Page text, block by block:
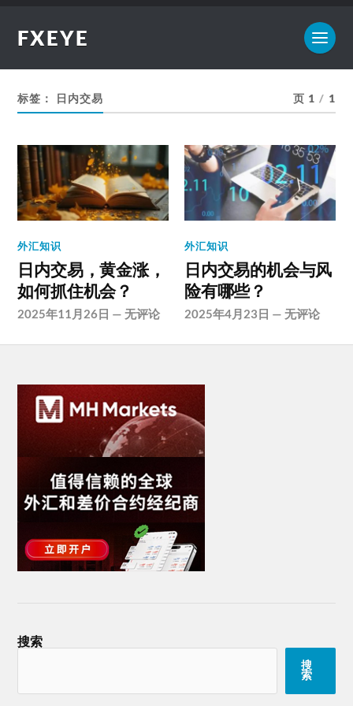
FXEYE
标签： 日内交易 页 1 / 1
外汇知识
日内交易，黄金涨，
如何抓住机会？
2025年11月26日 —无评论
外汇知识
日内交易的机会与风
险有哪些？
2025年4月23日 —无评论
搜索
搜
索